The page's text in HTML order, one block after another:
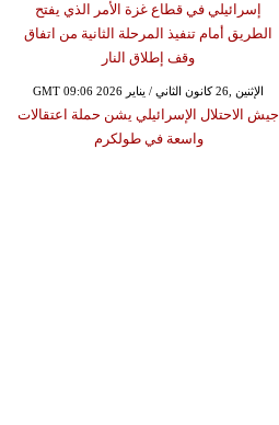
إسرائيلي في قطاع غزة الأمر الذي يفتح
الطريق أمام تنفيذ المرحلة الثانية من اتفاق
وقف إطلاق النار
GMT 09:06 2026 الإثنين ,26 كانون الثاني / يناير
جيش الاحتلال الإسرائيلي يشن حملة اعتقالات
واسعة في طولكرم